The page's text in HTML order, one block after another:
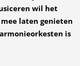
wil het
laten genieten
is